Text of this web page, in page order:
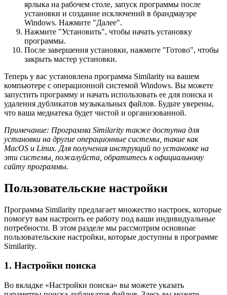
ярлыка на рабочем столе, запуск программы после
установки и создание исключений в брандмауэре
Windows. Нажмите "Далее".
Нажмите "Установить", чтобы начать установку
программы.
После завершения установки, нажмите "Готово", чтобы
закрыть мастер установки.
Теперь у вас установлена программа Similarity на вашем
компьютере с операционной системой Windows. Вы можете
запустить программу и начать использовать ее для поиска и
удаления дубликатов музыкальных файлов. Будьте уверены,
что ваша медиатека будет чистой и организованной.
Примечание: Программа Similarity также доступна для
установки на другие операционные системы, такие как
MacOS и Linux. Для получения инструкций по установке на
эти системы, пожалуйста, обратитесь к официальному
сайту программы.
Пользовательские настройки
Программа Similarity предлагает множество настроек, которые
помогут вам настроить ее работу под ваши индивидуальные
потребности. В этом разделе мы рассмотрим основные
пользовательские настройки, которые доступны в программе
Similarity.
1. Настройки поиска
Во вкладке «Настройки поиска» вы можете указать